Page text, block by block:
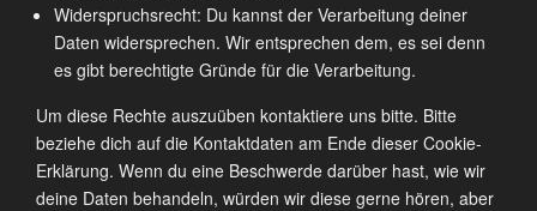
Widerspruchsrecht: Du kannst der Verarbeitung deiner
Daten widersprechen. Wir entsprechen dem, es sei denn
es gibt berechtigte Gründe für die Verarbeitung.
Um diese Rechte auszuüben kontaktiere uns bitte. Bitte
beziehe dich auf die Kontaktdaten am Ende dieser Cookie-
Erklärung. Wenn du eine Beschwerde darüber hast, wie wir
deine Daten behandeln, würden wir diese gerne hören, aber